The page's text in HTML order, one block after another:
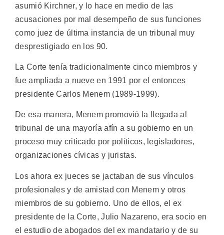
asumió Kirchner, y lo hace en medio de las
acusaciones por mal desempeño de sus funciones
como juez de última instancia de un tribunal muy
desprestigiado en los 90.
La Corte tenía tradicionalmente cinco miembros y
fue ampliada a nueve en 1991 por el entonces
presidente Carlos Menem (1989-1999).
De esa manera, Menem promovió la llegada al
tribunal de una mayoría afín a su gobierno en un
proceso muy criticado por políticos, legisladores,
organizaciones cívicas y juristas.
Los ahora ex jueces se jactaban de sus vínculos
profesionales y de amistad con Menem y otros
miembros de su gobierno. Uno de ellos, el ex
presidente de la Corte, Julio Nazareno, era socio en
el estudio de abogados del ex mandatario y de su